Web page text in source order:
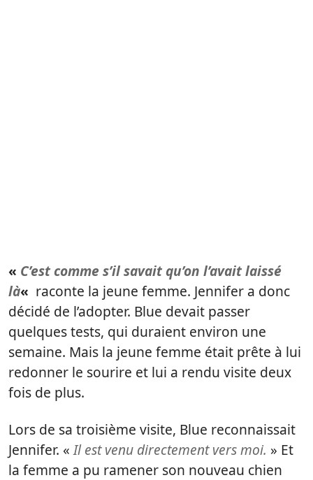
« C’est comme s’il savait qu’on l’avait laissé
là« raconte la jeune femme. Jennifer a donc
décidé de l’adopter. Blue devait passer
quelques tests, qui duraient environ une
semaine. Mais la jeune femme était prête à lui
redonner le sourire et lui a rendu visite deux
fois de plus.
Lors de sa troisième visite, Blue reconnaissait
Jennifer. «Il est venu directement vers moi. » Et
la femme a pu ramener son nouveau chien